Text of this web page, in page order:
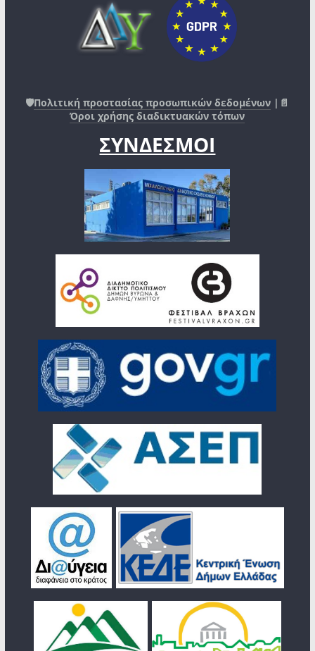
🛡️Πολιτική προστασίας προσωπικών δεδομένων |📄
Όροι χρήσης διαδικτυακών τόπων
ΣΥΝΔΕΣΜΟΙ